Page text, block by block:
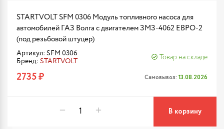
STARTVOLT SFM 0306 Модуль топливного насоса для
автомобилей ГАЗ Волга с двигателем ЗМЗ-4062 ЕВРО-2
(под резьбовой штуцер)
Артикул: SFM 0306
Бренд: STARTVOLT
Товар на складе
2735 ₽ Самовывоз: 13.08.2026
В корзину